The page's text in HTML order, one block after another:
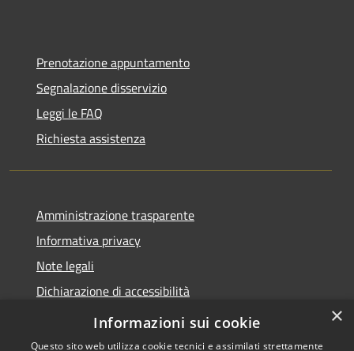
Prenotazione appuntamento
Segnalazione disservizio
Leggi le FAQ
Richiesta assistenza
Amministrazione trasparente
Informativa privacy
Note legali
Dichiarazione di accessibilità
Link app municipium
×
Informazioni sui cookie
Questo sito web utilizza cookie tecnici e assimilati strettamente